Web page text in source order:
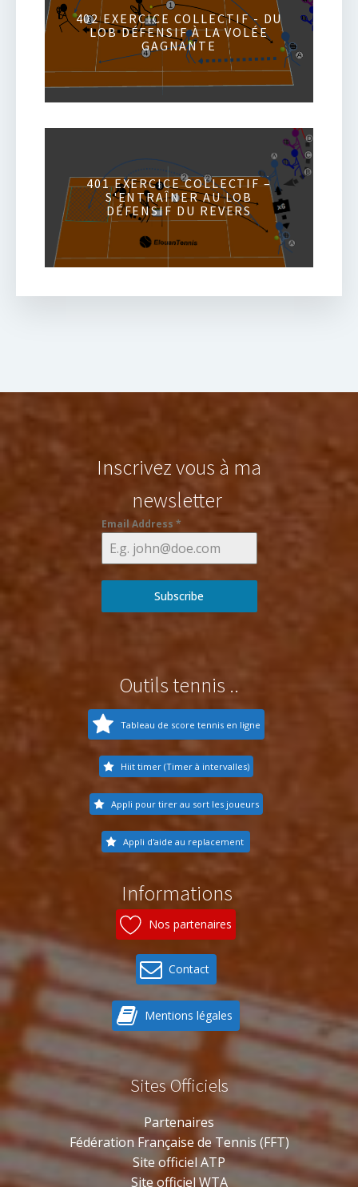
402 EXERCICE COLLECTIF - DU
LOB DÉFENSIF À LA VOLÉE
GAGNANTE
401 EXERCICE COLLECTIF –
S'ENTRAÎNER AU LOB
DÉFENSIF DU REVERS
Inscrivez vous à ma
newsletter
Email Address *
Subscribe
Outils tennis ..
Tableau de score tennis en ligne
Hiit timer (Timer à intervalles)
Appli pour tirer au sort les joueurs
Appli d'aide au replacement
Informations
Nos partenaires
Contact
Mentions légales
Sites Officiels
Partenaires
Fédération Française de Tennis (FFT)
Site officiel ATP
Site officiel WTA